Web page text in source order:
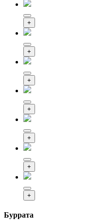
+
+
+
+
+
+
+
Буррата